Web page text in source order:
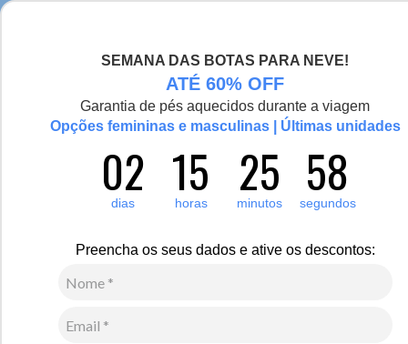
SEMANA DAS BOTAS PARA NEVE!
ATÉ 60% OFF
Garantia de pés aquecidos durante a viagem
Opções femininas e masculinas | Últimas unidades
02
dias 15
horas 25
minutos 58
segundos
Preencha os seus dados e ative os descontos:
Calçados Chinelos e sandálias
,50sem juros
(5% OFF no PIX/Boleto)